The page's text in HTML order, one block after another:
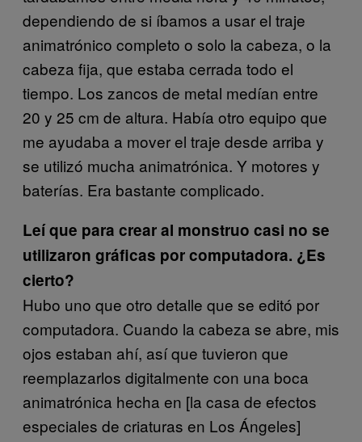
dependiendo de si íbamos a usar el traje
animatrónico completo o solo la cabeza, o la
cabeza fija, que estaba cerrada todo el
tiempo. Los zancos de metal medían entre
20 y 25 cm de altura. Había otro equipo que
me ayudaba a mover el traje desde arriba y
se utilizó mucha animatrónica. Y motores y
baterías. Era bastante complicado.
Leí que para crear al monstruo casi no se
utilizaron gráficas por computadora. ¿Es
cierto?
Hubo uno que otro detalle que se editó por
computadora. Cuando la cabeza se abre, mis
ojos estaban ahí, así que tuvieron que
reemplazarlos digitalmente con una boca
animatrónica hecha en [la casa de efectos
especiales de criaturas en Los Ángeles]